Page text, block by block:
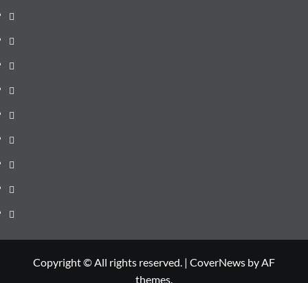
de
ultima
Administrație
locală
Actualitate
Justiție
Cultura
Sănătate
Litoral
Joburi
Politică
Comunicate
Copyright © All rights reserved. | CoverNews by AF
themes.